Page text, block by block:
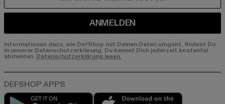
ANMELDEN
Informationen dazu, wie DefShop mit Deinen Daten umgeht, findest Du
in unserer Datenschutzerklärung. Du kannst Dich jederzeit kostenfei
abmelden. Datenschutzerklärung lesen.
Play market